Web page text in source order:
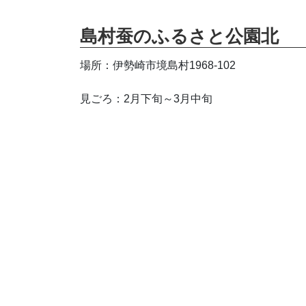
島村蚕のふるさと公園北
場所：伊勢崎市境島村1968-102
見ごろ：2月下旬～3月中旬